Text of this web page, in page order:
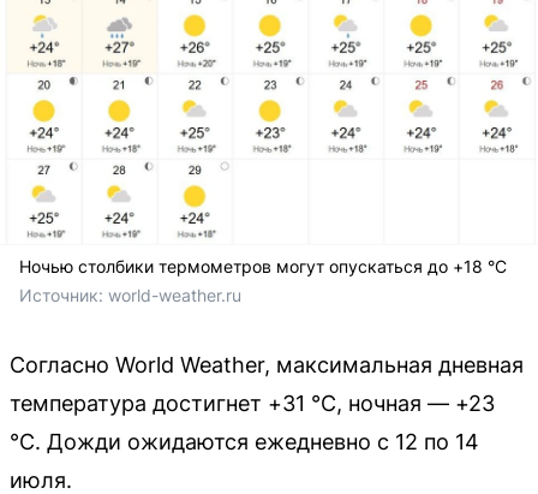
Ночью столбики термометров могут опускаться до +18 °C
Источник: world-weather.ru
Согласно World Weather, максимальная дневная
температура достигнет +31 °C, ночная — +23
°C. Дожди ожидаются ежедневно с 12 по 14
июля.